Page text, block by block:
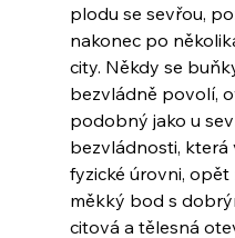
plodu se sevřou,
nakonec po
city. Někdy se
bezvládně povolí,
podobný jako u
bezvládnosti,
fyzické úrovni,
měkký bod s
citová a tělesná